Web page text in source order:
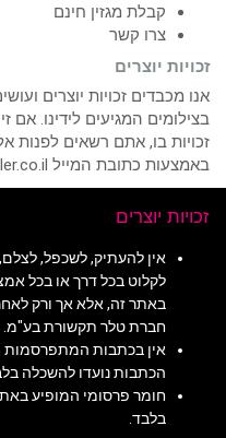
קבלת מגזין חינם
צרו קשר
זכויות יוצרים
אנו מכבדים זכויות יוצרים
בצילומים המגיעים לידינו. אם
זכויות בו, אתם רשאים לפנות
באמצעות כתובת המייל taler@taler.co.il
זכויות יוצרים
אין להעתיק, לשכפל,
לקלוט בכל דרך או בכל
באתר זה, אלא אך ורק
חברת טלר תקשורת בע"מ.
אין בכתבות המתפרסמות
הכתבות נועדו להשכלה
חומר פרסומי המופיע
בלבד.